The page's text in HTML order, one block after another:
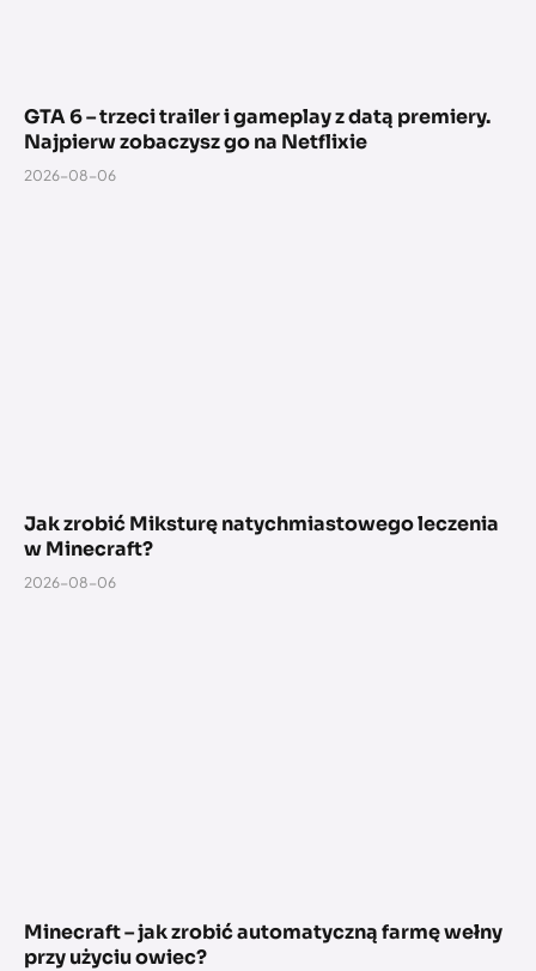
GTA 6 – trzeci trailer i gameplay z datą premiery.
Najpierw zobaczysz go na Netflixie
2026-08-06
Jak zrobić Miksturę natychmiastowego leczenia
w Minecraft?
2026-08-06
Minecraft – jak zrobić automatyczną farmę wełny
przy użyciu owiec?